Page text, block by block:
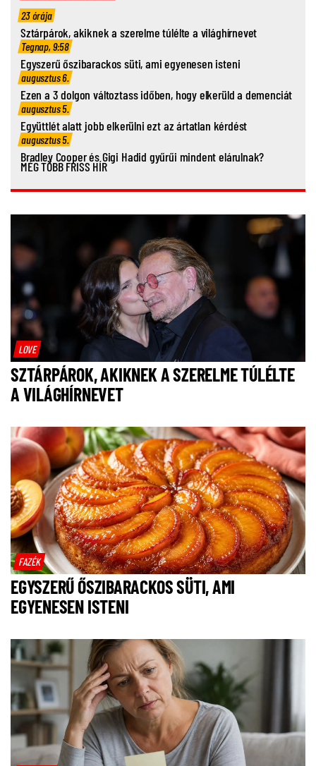
23 órája
Sztárpárok, akiknek a szerelme túlélte a világhírnevet
Tegnap, 9:58
Egyszerű őszibarackos süti, ami egyenesen isteni
augusztus 6.
Ezen a 3 dolgon változtass időben, hogy elkerüld a demenciát
augusztus 5.
Együttlét alatt jobb elkerülni ezt az ártatlan kérdést
augusztus 5.
Bradley Cooper és Gigi Hadid gyűrűi mindent elárulnak?
MÉG TÖBB FRISS HÍR
LOVE
SZTÁRPÁROK, AKIKNEK A SZERELME TÚLÉLTE
A VILÁGHÍRNEVET
FAZÉK
EGYSZERŰ ŐSZIBARACKOS SÜTI, AMI
EGYENESEN ISTENI